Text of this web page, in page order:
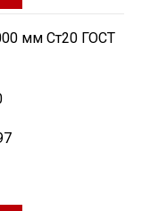
мм Ст20 ГОСТ